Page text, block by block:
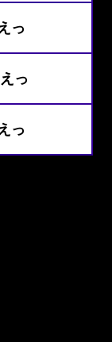
っ
っ
っ